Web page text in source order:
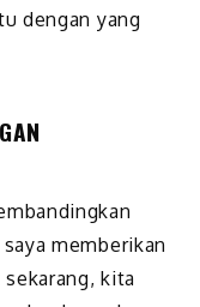
dengan yang
memberikan
kita